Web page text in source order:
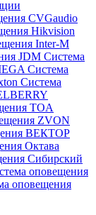
CVGaudio
Hikvision
Inter-M
JDM Система
Система
Система
TOA
ZVON
ВЕКТОР
Октава
Сибирский
оповещения
оповещения